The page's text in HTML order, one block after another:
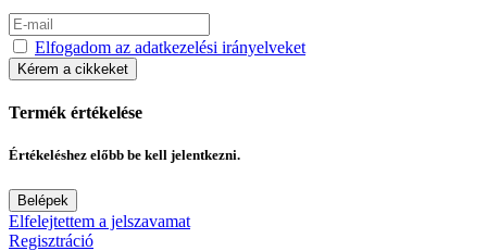
Elfogadom az adatkezelési irányelveket
Kérem a cikkeket
Termék értékelése
Értékeléshez előbb be kell jelentkezni.
Belépek
Elfelejtettem a jelszavamat
Regisztráció